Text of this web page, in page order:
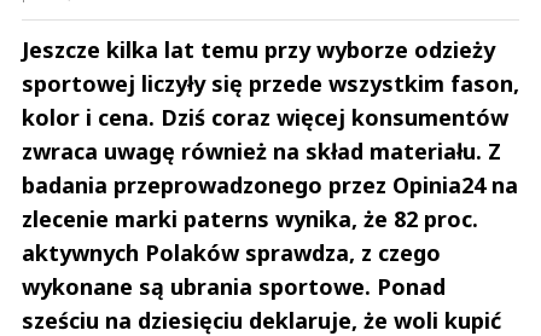
Jeszcze kilka lat temu przy wyborze odzieży
sportowej liczyły się przede wszystkim fason,
kolor i cena. Dziś coraz więcej konsumentów
zwraca uwagę również na skład materiału. Z
badania przeprowadzonego przez Opinia24 na
zlecenie marki paterns wynika, że 82 proc.
aktywnych Polaków sprawdza, z czego
wykonane są ubrania sportowe. Ponad
sześciu na dziesięciu deklaruje, że woli kupić